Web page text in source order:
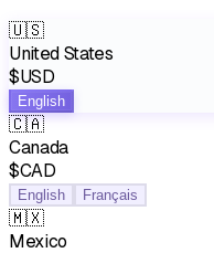
🇺🇸
United States
$USD
English
🇨🇦
Canada
$CAD
English Français
🇲🇽
Mexico